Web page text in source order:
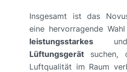
Insgesamt ist das
eine hervorragende
leistungsstarkes
Lüftungsgerät suchen,
Luftqualität im Raum